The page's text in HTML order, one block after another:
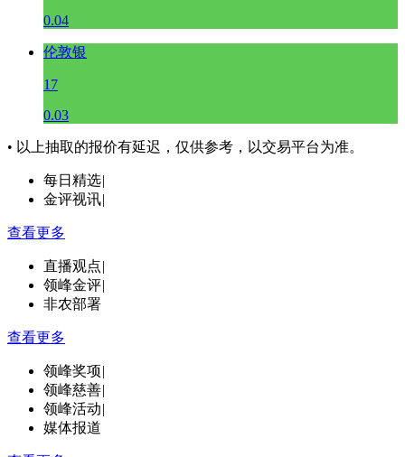
0.04
伦敦银
17
0.03
• 以上抽取的报价有延迟，仅供参考，以交易平台为准。
每日精选|
金评视讯|
查看更多
直播观点|
领峰金评|
非农部署
查看更多
领峰奖项|
领峰慈善|
领峰活动|
媒体报道